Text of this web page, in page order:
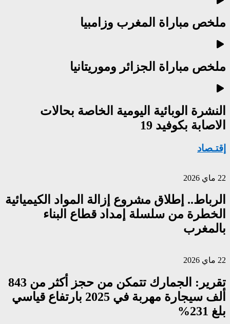
ملخص مباراة المغرب وزامبيا
ملخص مباراة الجزائر وموريتانيا
النشرة الوبائية اليومية الخاصة بحالات
الاصابة بكوفيد 19
إقتـصاد
22 ماي 2026
الرباط.. إطلاق مشروع إزالة المواد الكيميائية
الخطرة من سلسلة إمداد قطاع البناء
بالمغرب
22 ماي 2026
تقرير: الجمارك تتمكن من حجز أكثر من 843
ألف سيجارة مهربة في 2025 بارتفاع قياسي
بلغ 231%